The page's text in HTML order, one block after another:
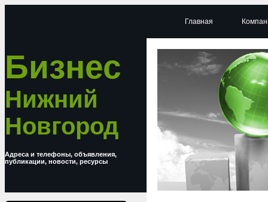
Бизнес
Нижний
Новгород
Адреса и телефоны, объявления,
публикации, новости, ресурсы
Главная